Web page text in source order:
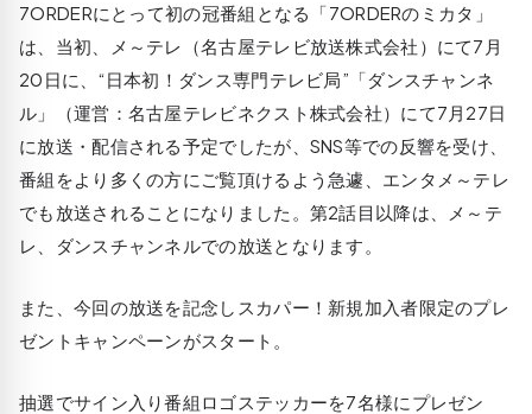
7ORDERにとって初の冠番組となる「7ORDERのミカタ」
は、当初、メ～テレ（名古屋テレビ放送株式会社）にて7月
20日に、“日本初！ダンス専門テレビ局”「ダンスチャンネ
ル」（運営：名古屋テレビネクスト株式会社）にて7月27日
に放送・配信される予定でしたが、SNS等での反響を受け、
番組をより多くの方にご覧頂けるよう急遽、エンタメ～テレ
でも放送されることになりました。第2話目以降は、メ～テ
レ、ダンスチャンネルでの放送となります。
また、今回の放送を記念しスカパー！新規加入者限定のプレ
ゼントキャンペーンがスタート。
抽選でサイン入り番組ロゴステッカーを7名様にプレゼン